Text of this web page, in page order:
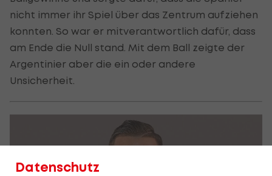
nicht immer ihr Spiel über das Zentrum aufziehen
konnten. So war er mitverantwortlich dafür, dass
am Ende die Null stand. Mit dem Ball zeigte der
Argentinier aber die ein oder andere
Unsicherheit.
Datenschutz